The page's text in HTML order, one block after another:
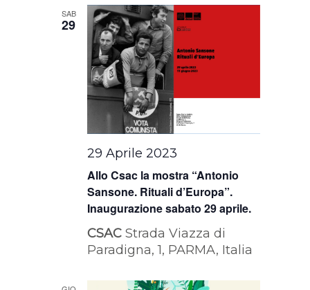
SAB
29
Allo Csac la mostra “Antonio
Sansone. Rituali d’Europa”.
Inaugurazione sabato 29 aprile.
29 Aprile 2023
CSACStrada Viazza di
Paradigna, 1, PARMA, Italia